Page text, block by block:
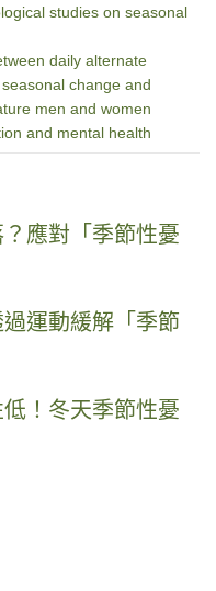
studies on seasonal
daily alternate
change and
men and women
and mental health
應對「季節性憂
運動緩解「季節
！冬天季節性憂